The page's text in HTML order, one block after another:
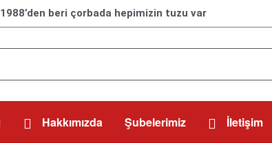
1988’den beri çorbada hepimizin tuzu var
Hakkımızda Şubelerimiz İletişim